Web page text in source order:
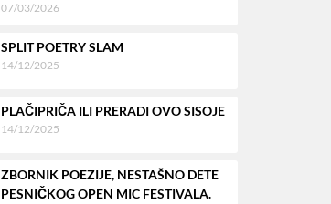
07/03/2026
SPLIT POETRY SLAM
14/12/2025
PLAČIPRIČA ILI PRERADI OVO SISOJE
14/12/2025
ZBORNIK POEZIJE, NESTAŠNO DETE
PESNIČKOG OPEN MIC FESTIVALA.